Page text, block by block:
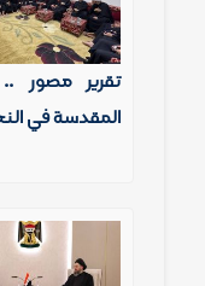
تقرير مصور ..
المقدسة في